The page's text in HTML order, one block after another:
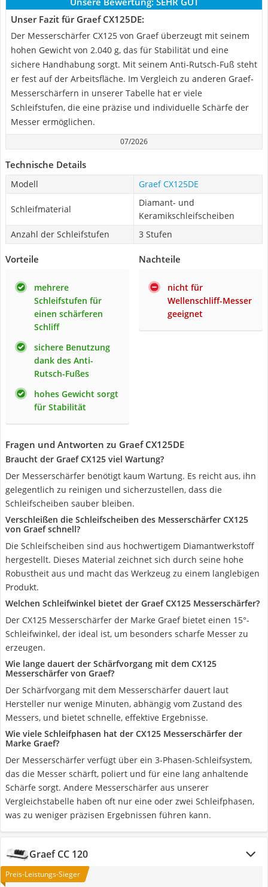
Unser Fazit für Graef CX125DE:
Der Messerschärfer CX125 von Graef überzeugt mit seinem
hohen Gewicht von 2.040 g, das für Stabilität und eine
sichere Handhabung sorgt. Mit seinem Anti-Rutsch-Fuß steht
er fest auf der Arbeitsfläche. Im Vergleich zu anderen Graef-
Messerschärfern in unserer Tabelle hat er viele
Schleifstufen, die eine präzise und individuelle Schärfe der
Messer ermöglichen.
07/2026
Technische Details
Modell Graef CX125DE
Schleifmaterial
Diamant- und
Keramikschleifscheiben
Anzahl der Schleifstufen
3 Stufen
Vorteile
mehrere
Schleifstufen für
einen schärferen
Schliff
sichere Benutzung
dank des Anti-
Rutsch-Fußes
hohes Gewicht sorgt
für Stabilität
Nachteile
nicht für
Wellenschliff-Messer
geeignet
Fragen und Antworten zu Graef CX125DE
Braucht der Graef CX125 viel Wartung?
Der Messerschärfer benötigt kaum Wartung. Es reicht aus, ihn
gelegentlich zu reinigen und sicherzustellen, dass die
Schleifscheiben sauber bleiben.
Verschleißen die Schleifscheiben des Messerschärfer CX125
von Graef schnell?
Die Schleifscheiben sind aus hochwertigem Diamantwerkstoff
hergestellt. Dieses Material zeichnet sich durch seine hohe
Robustheit aus und macht das Werkzeug zu einem langlebigen
Produkt.
Welchen Schleifwinkel bietet der Graef CX125 Messerschärfer?
Der CX125 Messerschärfer der Marke Graef bietet einen 15°-
Schleifwinkel, der ideal ist, um besonders scharfe Messer zu
erzeugen.
Wie lange dauert der Schärfvorgang mit dem CX125
Messerschärfer von Graef?
Der Schärfvorgang mit dem Messerschärfer dauert laut
Hersteller nur wenige Minuten, abhängig vom Zustand des
Messers, und bietet schnelle, effektive Ergebnisse.
Wie viele Schleifphasen hat der CX125 Messerschärfer der
Marke Graef?
Der Messerschärfer verfügt über ein 3-Phasen-Schleifsystem,
das die Messer schärft, poliert und für eine lang anhaltende
Schärfe sorgt. Andere Messerschärfer aus unserer
Vergleichstabelle haben oft nur eine oder zwei Schleifphasen,
was zu weniger präzisen Ergebnissen führen kann.
Graef CC 120
Preis-Leistungs-Sieger